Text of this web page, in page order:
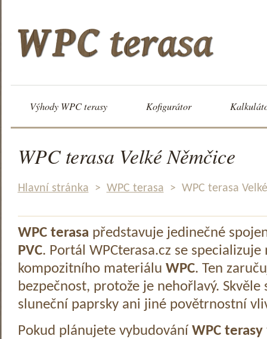
Výhody WPC terasy Kofigurátor
WPC terasa Velké Němčice
Hlavní stránka > WPC terasa > WPC terasa
WPC terasa představuje jedinečné
PVC. Portál WPCterasa.cz se specializuje
kompozitního materiálu WPC. Ten
bezpečnost, protože je nehořlavý.
sluneční paprsky ani jiné povětrnostní
Pokud plánujete vybudování WPC terasy